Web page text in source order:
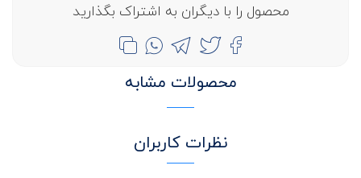
محصول را با دیگران به اشتراک بگذارید
محصولات مشابه
نظرات کاربران